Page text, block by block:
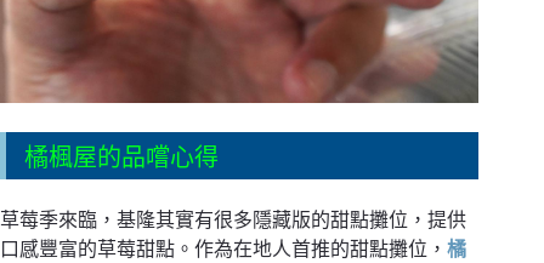
橘楓屋的品嚐心得
草莓季來臨，基隆其實有很多隱藏版的甜點攤位，提供
口感豐富的草莓甜點。作為在地人首推的甜點攤位， 橘